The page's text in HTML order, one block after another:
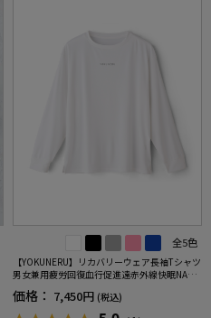
全5色
【YOKUNERU】リカバリーウェア長袖Tシャツ
男女兼用疲労回復血行促進遠赤外線快眠NANO
MIX(R)【一般医療機器】SS～LLサイズ
価格： 7,450円 (税込)